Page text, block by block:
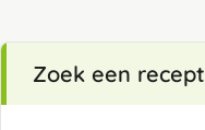
Zoek een recept